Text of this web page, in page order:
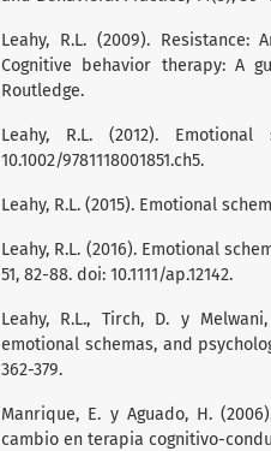
Leahy, R.L. (2009).
Cognitive behavior therapy: A
Routledge.
Leahy, R.L. (2012).
10.1002/9781118001851.ch5.
Leahy, R.L. (2015). Emotional
Leahy, R.L. (2016). Emotional
51, 82-88. doi: 10.1111/ap.12142.
Leahy, R.L., Tirch, D. y
emotional schemas, and
362-379.
Manrique, E. y Aguado, H.
cambio en terapia cognitivo-